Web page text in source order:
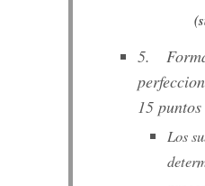
5.
15 puntos
Los